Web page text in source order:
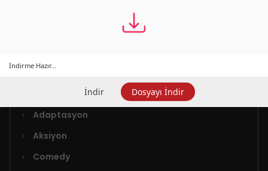
Adaptasyon
Aksiyon
Comedy
İndirme Hazır...
İndir Dosyayı İndir